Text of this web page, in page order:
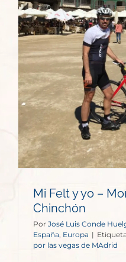
Mi Felt y yo –
Chinchón
Por José Luis Conde
España, Europa |
por las vegas de MAdrid